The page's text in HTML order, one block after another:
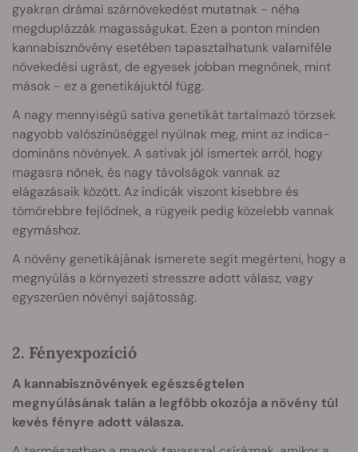
gyakran drámai szárnövekedést mutatnak - néha
megduplázzák magasságukat. Ezen a ponton minden
kannabisznövény esetében tapasztalhatunk valamiféle
növekedési ugrást, de egyesek jobban megnőnek, mint
mások - ez a genetikájuktól függ.
A nagy mennyiségű sativa genetikát tartalmazó törzsek
nagyobb valószínűséggel nyúlnak meg, mint az indica-
domináns növények. A sativak jól ismertek arról, hogy
magasra nőnek, és nagy távolságok vannak az
elágazásaik között. Az indicák viszont kisebbre és
tömörebbre fejlődnek, a rügyeik pedig közelebb vannak
egymáshoz.
A növény genetikájának ismerete segít megérteni, hogy a
megnyúlás a környezeti stresszre adott válasz, vagy
egyszerűen növényi sajátosság.
2. Fényexpozíció
A kannabisznövények egészségtelen
megnyúlásának talán a legfőbb okozója a növény túl
kevés fényre adott válasza.